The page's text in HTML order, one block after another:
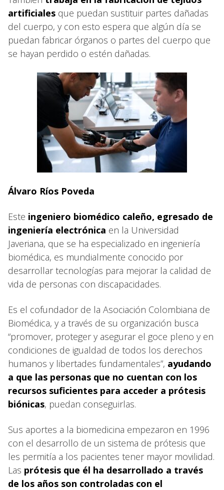
artificiales que puedan sustituir partes dañadas
del cuerpo, y con esto espera que algún día se
puedan fabricar órganos o partes del cuerpo que
se hayan perdido o estén dañadas.
Álvaro Ríos Poveda
Este ingeniero biomédico caleño, egresado de
ingeniería electrónica en la Universidad
Javeriana, que se ha especializado en ingeniería
biomédica, es mundialmente conocido por
desarrollar tecnologías para mejorar la calidad de
vida de personas con discapacidades.
Es el cofundador de la Asociación Colombiana de
Biomédica, y a través de su organización busca
“promover, proteger y asegurar el goce pleno y en
condiciones de igualdad de todos los derechos
humanos y libertades fundamentales”, ayudando
a que las personas que no cuentan con los
recursos suficientes para acceder a prótesis
biónicas, puedan conseguirlas.
Sus aportes a la biomedicina empezaron en 1996
con el desarrollo de un sistema de prótesis que
les permitía a los pacientes tener mayor movilidad.
Las prótesis que él ha desarrollado a través
de los años son controladas con el